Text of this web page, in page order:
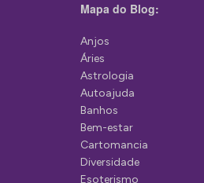
ç
ã
o
d
e
P
o
Mapa do Blog:
Anjos
Áries
Astrologia
Autoajuda
Banhos
Bem-estar
Cartomancia
Diversidade
Esoterismo